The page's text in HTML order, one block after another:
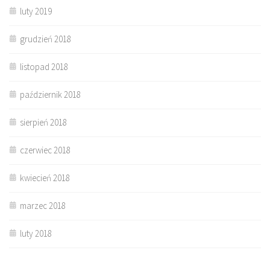
luty 2019
grudzień 2018
listopad 2018
październik 2018
sierpień 2018
czerwiec 2018
kwiecień 2018
marzec 2018
luty 2018